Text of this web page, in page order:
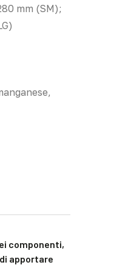
mm (SM);
componenti,
apportare